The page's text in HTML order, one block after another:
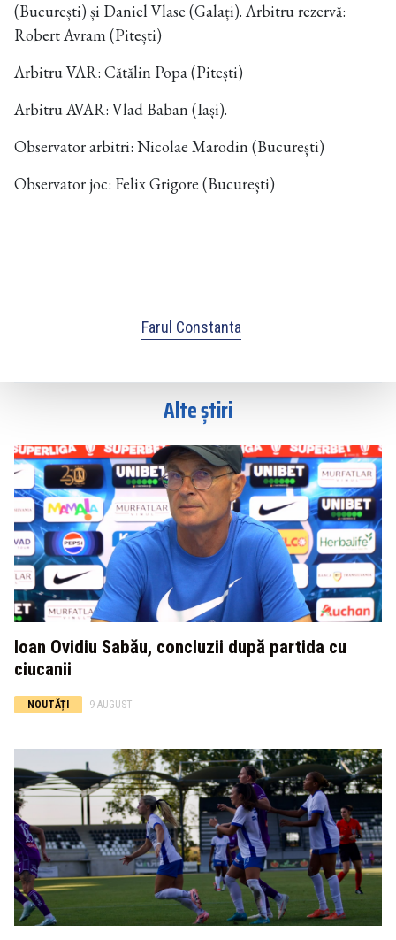
(București) și Daniel Vlase (Galați). Arbitru rezervă:
Robert Avram (Pitești)
Arbitru VAR: Cătălin Popa (Pitești)
Arbitru AVAR: Vlad Baban (Iași).
Observator arbitri: Nicolae Marodin (București)
Observator joc: Felix Grigore (București)
Farul Constanta
Alte știri
Ioan Ovidiu Sabău, concluzii după partida cu
ciucanii
NOUTĂȚI 9 AUGUST